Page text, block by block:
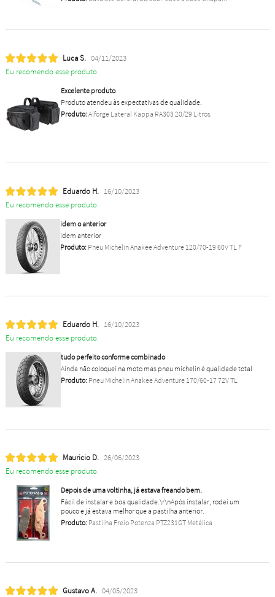
Luca S. 04/11/2023
Eu recomendo esse produto.
Excelente produto
Produto atendeu às expectativas de qualidade.
Produto:Alforge Lateral Kappa RA303 20/29 Litros
Eduardo H. 16/10/2023
Eu recomendo esse produto.
idem o anterior
idem anterior
Produto:Pneu Michelin Anakee Adventure 120/70-19 60V TL F
Eduardo H. 16/10/2023
Eu recomendo esse produto.
tudo perfeito conforme combinado
Ainda não coloquei na moto mas pneu michelin é qualidade total
Produto:Pneu Michelin Anakee Adventure 170/60-17 72V TL
Mauricio D. 26/06/2023
Eu recomendo esse produto.
Depois de uma voltinha, já estava freando bem.
Fácil de instalar e boa qualidade.\r\nApós instalar, rodei um
pouco e já estava melhor que a pastilha anterior.
Produto:Pastilha Freio Potenza PTZ231GT Metálica
Gustavo A. 04/05/2023